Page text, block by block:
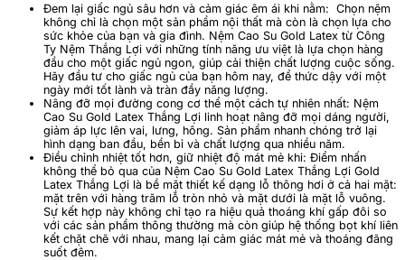
Đem lại giấc ngủ sâu hơn và cảm giác êm ái khi nằm: Chọn nệm
không chỉ là chọn một sản phẩm nội thất mà còn là chọn lựa cho
sức khỏe của bạn và gia đình. Nệm Cao Su Gold Latex từ Công
Ty Nệm Thắng Lợi với những tính năng ưu việt là lựa chọn hàng
đầu cho một giấc ngủ ngon, giúp cải thiện chất lượng cuộc sống.
Hãy đầu tư cho giấc ngủ của bạn hôm nay, để thức dậy với một
ngày mới tốt lành và tràn đầy năng lượng.
Nâng đỡ mọi đường cong cơ thể một cách tự nhiên nhất: Nệm
Cao Su Gold Latex Thắng Lợi linh hoạt nâng đỡ mọi dáng người,
giảm áp lực lên vai, lưng, hông. Sản phẩm nhanh chóng trở lại
hình dạng ban đầu, bền bỉ và chất lượng qua nhiều năm.
Điều chỉnh nhiệt tốt hơn, giữ nhiệt độ mát mẻ khi: Điểm nhấn
không thể bỏ qua của Nệm Cao Su Gold Latex Thắng Lợi Gold
Latex Thắng Lợi là bề mặt thiết kế dạng lỗ thông hơi ở cả hai mặt:
mặt trên với hàng trăm lỗ tròn nhỏ và mặt dưới là mặt lỗ vuông.
Sự kết hợp này không chỉ tạo ra hiệu quả thoáng khí gấp đôi so
với các sản phẩm thông thường mà còn giúp hệ thống bọt khí liên
kết chặt chẽ với nhau, mang lại cảm giác mát mẻ và thoáng đãng
suốt đêm.